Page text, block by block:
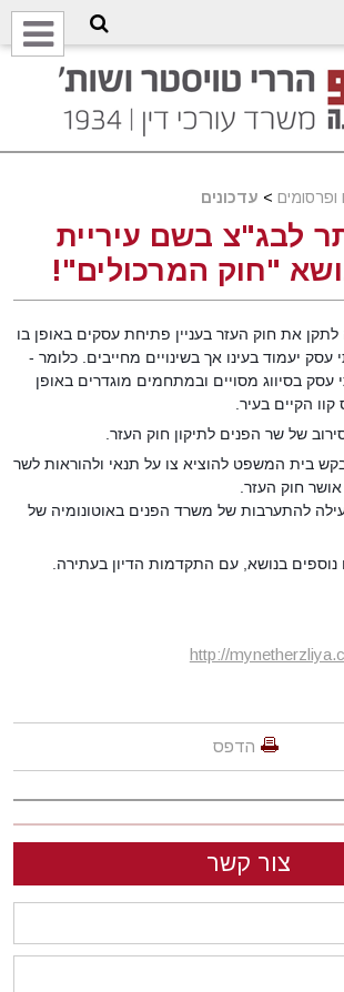
ופרסומים > עדכונים
לבג"צ בשם עיריית
"חוק המרכולים"!
לתקן את חוק העזר בעניין פתיחת עסקים באופן בו
יעמוד בעינו אך בשינויים מחייבים. כלומר -
בסיווג מסויים ובמתחמים מוגדרים באופן
הקיים בעיר.
של שר הפנים לתיקון חוק העזר.
בית המשפט להוציא צו על תנאי ולהוראות לשר
חוק העזר.
עילה להתערבות של משרד הפנים באוטונומיה של
נוספים בנושא, עם התקדמות הדיון בעתירה.
http://
הדפס
צור קשר